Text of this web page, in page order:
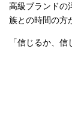
高級ブランドの
族との時間の方
「信じるか、